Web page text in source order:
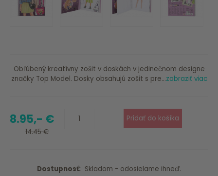
Obľúbený kreatívny zošit v doskách v jedinečnom designe
značky Top Model. Dosky obsahujú zošit s pre...zobraziť viac
8.95,- €
14.45 €
Dostupnosť: Skladom - odosielame ihneď.